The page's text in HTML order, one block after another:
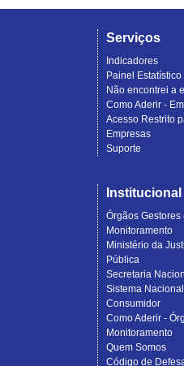
Serviços
Indicadores
Painel Estatístico
Não encontrei a
Como Aderir -
Acesso Restrito
Empresas
Suporte
Institucional
Órgãos Gestores
Monitoramento
Ministério da
Pública
Secretaria
Sistema
Consumidor
Como Aderir -
Monitoramento
Quem Somos
Código de